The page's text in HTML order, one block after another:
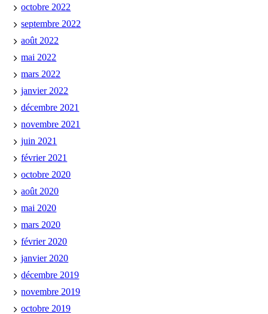
octobre 2022
septembre 2022
août 2022
mai 2022
mars 2022
janvier 2022
décembre 2021
novembre 2021
juin 2021
février 2021
octobre 2020
août 2020
mai 2020
mars 2020
février 2020
janvier 2020
décembre 2019
novembre 2019
octobre 2019